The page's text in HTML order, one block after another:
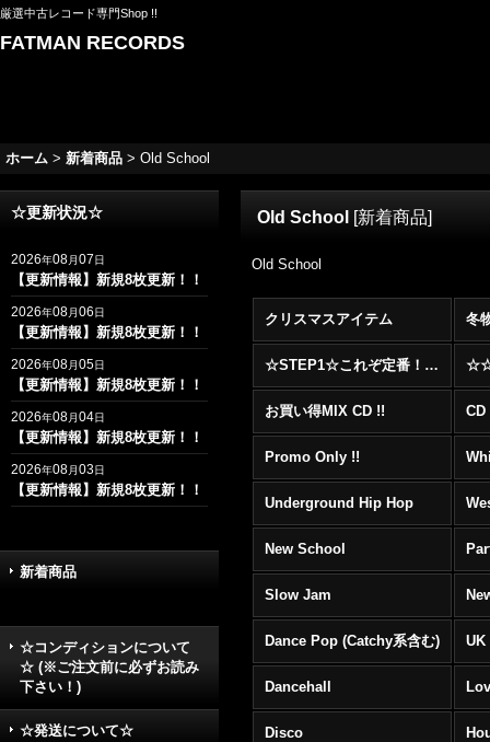
厳選中古レコード専門Shop !!
FATMAN RECORDS
ホーム > 新着商品 > Old School
☆更新状況☆
2026年08月07日
【更新情報】新規8枚更新！！
2026年08月06日
【更新情報】新規8枚更新！！
2026年08月05日
【更新情報】新規8枚更新！！
2026年08月04日
【更新情報】新規8枚更新！！
2026年08月03日
【更新情報】新規8枚更新！！
新着商品
☆コンディションについて
☆ (※ご注文前に必ずお読み
下さい！)
☆発送について☆
Old School [新着商品]
Old School
クリスマスアイテム 冬
☆STEP1☆これぞ定番！！まずはここから！2000年代R&BフロアヒットBest 100 !!!
お買い得MIX CD !!
Promo Only !!
Underground Hip Hop
New School
Slow Jam
Dance Pop (Catchy系含む) UK
Dancehall
Disco